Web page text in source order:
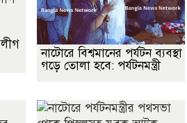
নাটোরে বিশ্বমানের পর্যটন ব্যবস্থা
গড়ে তোলা হবে: পর্যটনমন্ত্রী